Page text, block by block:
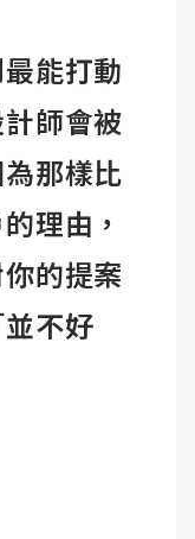
最能打動
師會被
那樣比
理由，
的提案
不好